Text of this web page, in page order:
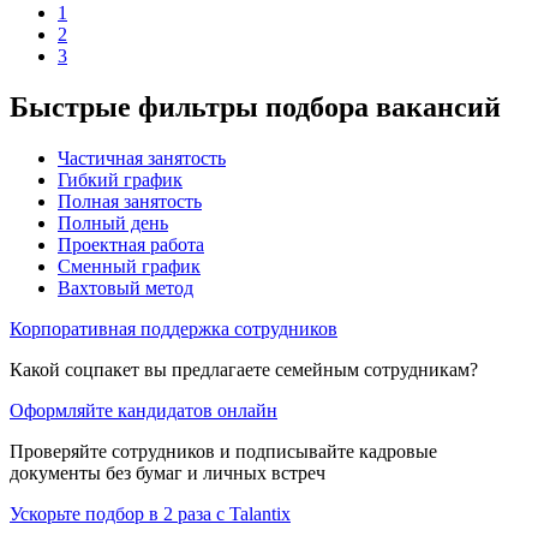
1
2
3
Быстрые фильтры подбора вакансий
Частичная занятость
Гибкий график
Полная занятость
Полный день
Проектная работа
Сменный график
Вахтовый метод
Корпоративная поддержка сотрудников
Какой соцпакет вы предлагаете семейным сотрудникам?
Оформляйте кандидатов онлайн
Проверяйте сотрудников и подписывайте кадровые
документы без бумаг и личных встреч
Ускорьте подбор в 2 раза с Talantix